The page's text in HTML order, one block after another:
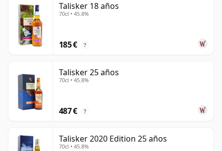
Talisker 18 años
70cl • 45.8%
185 € ?
Talisker 25 años
70cl • 45.8%
487 € ?
Talisker 2020 Edition 25 años
70cl • 45.8%